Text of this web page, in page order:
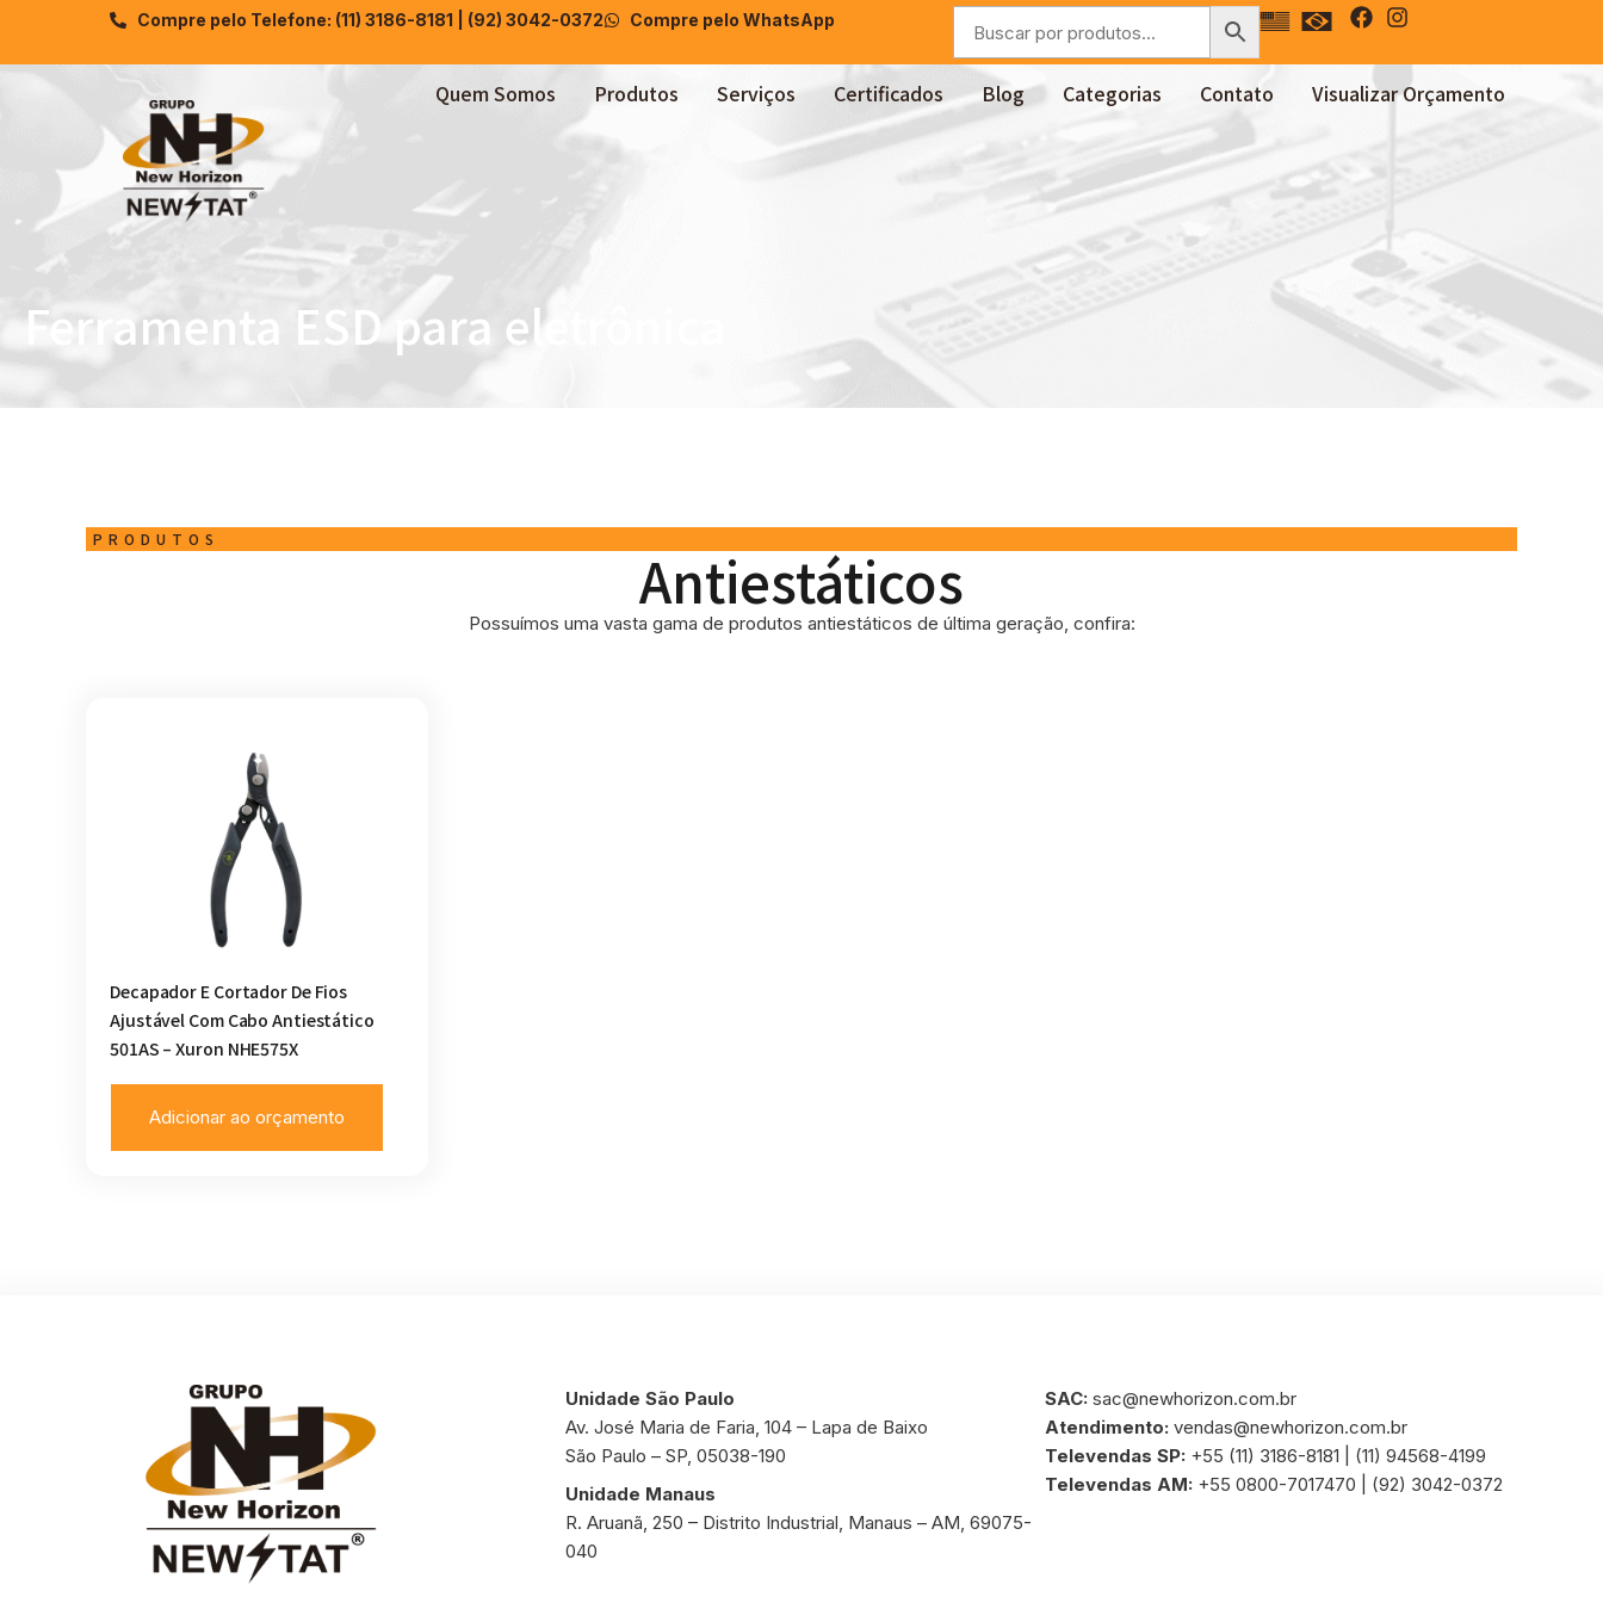
Compre pelo Telefone: (11) 3186-8181 | (92) 3042-0372 Compre pelo WhatsApp
Quem Somos Produtos Serviços Certificados Blog Categorias Contato Visualizar Orçamento
Ferramenta ESD para eletrônica
PRODUTOS
Antiestáticos
Possuímos uma vasta gama de produtos antiestáticos de última geração, confira:
Decapador E Cortador De Fios
Ajustável Com Cabo Antiestático
501AS – Xuron NHE575X
Adicionar ao orçamento
Unidade São Paulo
Av. José Maria de Faria, 104 – Lapa de Baixo
São Paulo – SP, 05038-190
Unidade Manaus
R. Aruanã, 250 – Distrito Industrial, Manaus – AM, 69075-
040
SAC: sac@newhorizon.com.br
Atendimento: vendas@newhorizon.com.br
Televendas SP: +55 (11) 3186-8181 | (11) 94568-4199
Televendas AM: +55 0800-7017470 | (92) 3042-0372